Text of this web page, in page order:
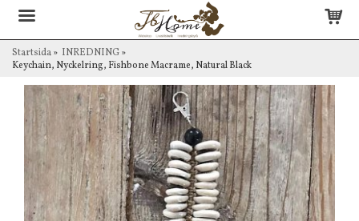
Startsida» INREDNING»
Keychain, Nyckelring, Fishbone Macrame, Natural Black